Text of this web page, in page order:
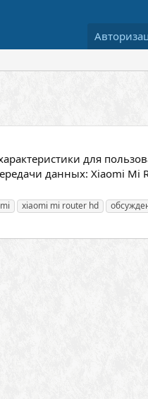
для
данных: Xiaomi Mi
xiaomi mi router hd